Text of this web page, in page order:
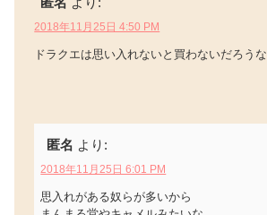
2018年11月25日 4:50 PM
ドラクエは思い入れないと買わないだろうな
匿名 より:
2018年11月25日 6:01 PM
思入れがある奴らが多いから